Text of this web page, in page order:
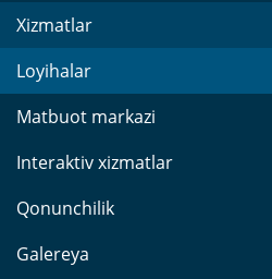
Xizmatlar
Loyihalar
Matbuot markazi
Interaktiv xizmatlar
Qonunchilik
Galereya